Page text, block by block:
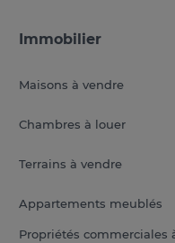
Immobilier
Maisons à vendre
Chambres à louer
Terrains à vendre
Appartements meublés
Propriétés commerciales